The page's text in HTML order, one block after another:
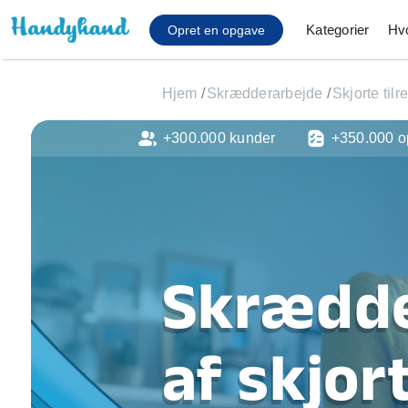
Opret en opgave Kategorier
Affaldsfjernelse
Gulvlaminering
Hårde hvidevare
Hjælp til mobil, pc,
Møbelsamling og
Ophængning af
Hjem /Skrædderarbejde /Skjorte
af
+300.000 kunder +350.000